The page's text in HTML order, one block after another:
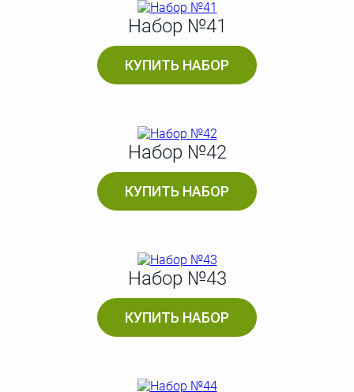
Набор №41
КУПИТЬ НАБОР
Набор №42
КУПИТЬ НАБОР
Набор №43
КУПИТЬ НАБОР